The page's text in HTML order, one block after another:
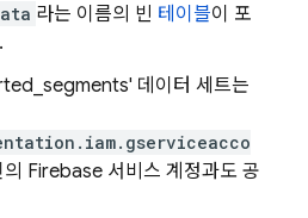
라는 이름의 빈 테이블이 포
데이터 세트는
의 Firebase 서비스 계정과도 공